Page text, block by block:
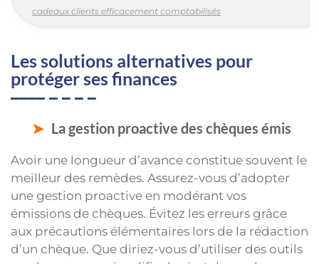
cadeaux clients efficacement comptabilisés
Les solutions alternatives pour
protéger ses finances
La gestion proactive des chèques émis
Avoir une longueur d’avance constitue souvent le
meilleur des remèdes. Assurez-vous d’adopter
une gestion proactive en modérant vos
émissions de chèques. Évitez les erreurs grâce
aux précautions élémentaires lors de la rédaction
d’un chèque. Que diriez-vous d’utiliser des outils